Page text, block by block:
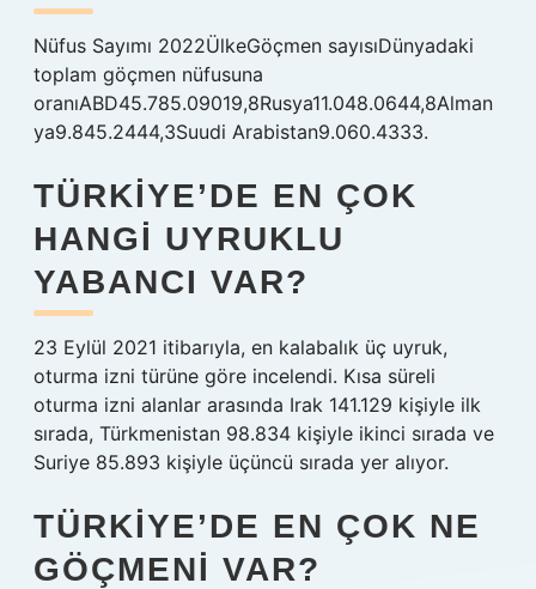
Nüfus Sayımı 2022ÜlkeGöçmen sayısıDünyadaki
toplam göçmen nüfusuna
oranıABD45.785.09019,8Rusya11.048.0644,8Alman
ya9.845.2444,3Suudi Arabistan9.060.4333.
TÜRKIYE’DE EN ÇOK
HANGI UYRUKLU
YABANCI VAR?
23 Eylül 2021 itibarıyla, en kalabalık üç uyruk,
oturma izni türüne göre incelendi. Kısa süreli
oturma izni alanlar arasında Irak 141.129 kişiyle ilk
sırada, Türkmenistan 98.834 kişiyle ikinci sırada ve
Suriye 85.893 kişiyle üçüncü sırada yer alıyor.
TÜRKIYE’DE EN ÇOK NE
GÖÇMENI VAR?